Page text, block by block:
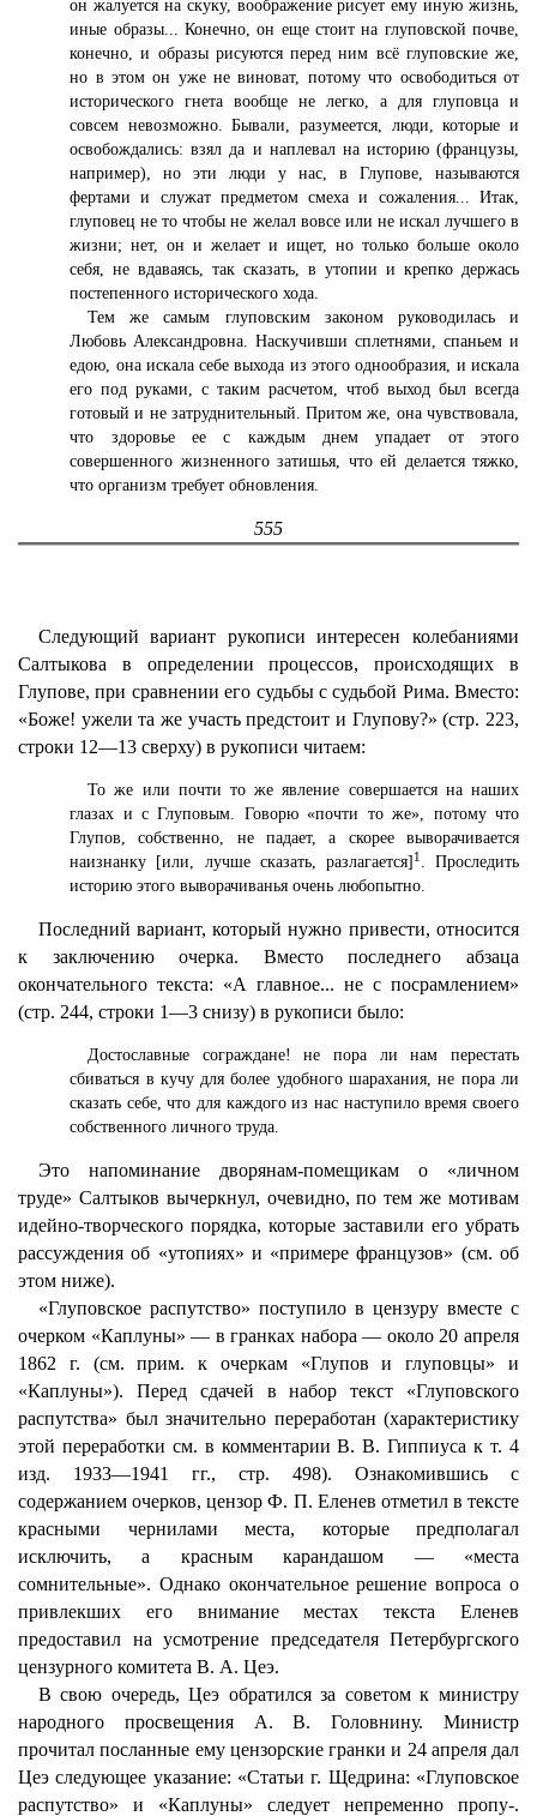
он жалуется на скуку, воображение рисует ему иную жизнь,
иные образы... Конечно, он еще стоит на глуповской почве,
конечно, и образы рисуются перед ним всё глуповские же,
но в этом он уже не виноват, потому что освободиться от
исторического гнета вообще не легко, а для глуповца и
совсем невозможно. Бывали, разумеется, люди, которые и
освобождались: взял да и наплевал на историю (французы,
например), но эти люди у нас, в Глупове, называются
фертами и служат предметом смеха и сожаления... Итак,
глуповец не то чтобы не желал вовсе или не искал лучшего в
жизни; нет, он и желает и ищет, но только больше около
себя, не вдаваясь, так сказать, в утопии и крепко держась
постепенного исторического хода.
Тем же самым глуповским законом руководилась и
Любовь Александровна. Наскучивши сплетнями, спаньем и
едою, она искала себе выхода из этого однообразия, и искала
его под руками, с таким расчетом, чтоб выход был всегда
готовый и не затруднительный. Притом же, она чувствовала,
что здоровье ее с каждым днем упадает от этого
совершенного жизненного затишья, что ей делается тяжко,
что организм требует обновления.
555
Следующий вариант рукописи интересен колебаниями
Салтыкова в определении процессов, происходящих в
Глупове, при сравнении его судьбы с судьбой Рима. Вместо:
«Боже! ужели та же участь предстоит и Глупову?» (стр. 223,
строки 12—13 сверху) в рукописи читаем:
То же или почти то же явление совершается на наших
глазах и с Глуповым. Говорю «почти то же», потому что
Глупов, собственно, не падает, а скорее выворачивается
наизнанку [или, лучше сказать, разлагается]1 . Проследить
историю этого выворачиванья очень любопытно.
Последний вариант, который нужно привести, относится
к заключению очерка. Вместо последнего абзаца
окончательного текста: «А главное... не с посрамлением»
(стр. 244, строки 1—3 снизу) в рукописи было:
Достославные сограждане! не пора ли нам перестать
сбиваться в кучу для более удобного шарахания, не пора ли
сказать себе, что для каждого из нас наступило время своего
собственного личного труда.
Это напоминание дворянам-помещикам о «личном
труде» Салтыков вычеркнул, очевидно, по тем же мотивам
идейно-творческого порядка, которые заставили его убрать
рассуждения об «утопиях» и «примере французов» (см. об
этом ниже).
«Глуповское распутство» поступило в цензуру вместе с
очерком «Каплуны» — в гранках набора — около 20 апреля
1862 г. (см. прим. к очеркам «Глупов и глуповцы» и
«Каплуны»). Перед сдачей в набор текст «Глуповского
распутства» был значительно переработан (характеристику
этой переработки см. в комментарии В. В. Гиппиуса к т. 4
изд. 1933—1941 гг., стр. 498). Ознакомившись с
содержанием очерков, цензор Ф. П. Еленев отметил в тексте
красными чернилами места, которые предполагал
исключить, а красным карандашом — «места
сомнительные». Однако окончательное решение вопроса о
привлекших его внимание местах текста Еленев
предоставил на усмотрение председателя Петербургского
цензурного комитета В. А. Цеэ.
В свою очередь, Цеэ обратился за советом к министру
народного просвещения А. В. Головнину. Министр
прочитал посланные ему цензорские гранки и 24 апреля дал
Цеэ следующее указание: «Статьи г. Щедрина: «Глуповское
распутство» и «Каплуны» следует непременно пропу-.